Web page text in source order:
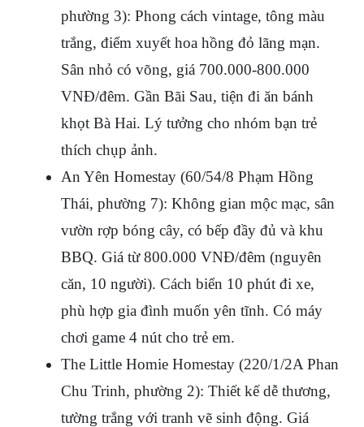
phường 3): Phong cách vintage, tông màu
trắng, điểm xuyết hoa hồng đỏ lãng mạn.
Sân nhỏ có võng, giá 700.000-800.000
VNĐ/đêm. Gần Bãi Sau, tiện đi ăn bánh
khọt Bà Hai. Lý tưởng cho nhóm bạn trẻ
thích chụp ảnh.
An Yên Homestay (60/54/8 Phạm Hồng
Thái, phường 7): Không gian mộc mạc, sân
vườn rợp bóng cây, có bếp đầy đủ và khu
BBQ. Giá từ 800.000 VNĐ/đêm (nguyên
căn, 10 người). Cách biển 10 phút đi xe,
phù hợp gia đình muốn yên tĩnh. Có máy
chơi game 4 nút cho trẻ em.
The Little Homie Homestay (220/1/2A Phan
Chu Trinh, phường 2): Thiết kế dễ thương,
tường trắng với tranh vẽ sinh động. Giá